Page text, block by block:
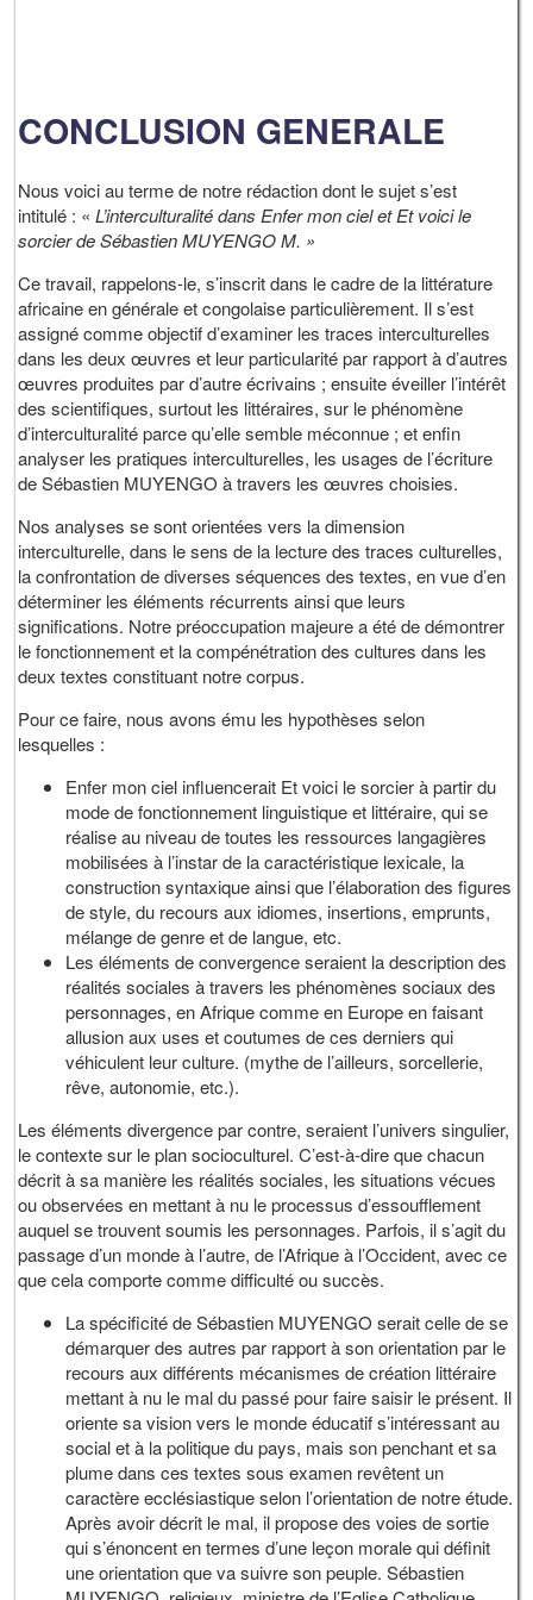
CONCLUSION GENERALE
Nous voici au terme de notre rédaction dont le sujet s’est
intitulé : «L’interculturalité dans Enfer mon ciel et Et voici le
sorcier de Sébastien MUYENGO M. »
Ce travail, rappelons-le, s’inscrit dans le cadre de la littérature
africaine en générale et congolaise particulièrement. Il s’est
assigné comme objectif d’examiner les traces interculturelles
dans les deux œuvres et leur particularité par rapport à d’autres
œuvres produites par d’autre écrivains ; ensuite éveiller l’intérêt
des scientifiques, surtout les littéraires, sur le phénomène
d’interculturalité parce qu’elle semble méconnue ; et enfin
analyser les pratiques interculturelles, les usages de l’écriture
de Sébastien MUYENGO à travers les œuvres choisies.
Nos analyses se sont orientées vers la dimension
interculturelle, dans le sens de la lecture des traces culturelles,
la confrontation de diverses séquences des textes, en vue d’en
déterminer les éléments récurrents ainsi que leurs
significations. Notre préoccupation majeure a été de démontrer
le fonctionnement et la compénétration des cultures dans les
deux textes constituant notre corpus.
Pour ce faire, nous avons ému les hypothèses selon
lesquelles :
Enfer mon ciel influencerait Et voici le sorcier à partir du
mode de fonctionnement linguistique et littéraire, qui se
réalise au niveau de toutes les ressources langagières
mobilisées à l’instar de la caractéristique lexicale, la
construction syntaxique ainsi que l’élaboration des figures
de style, du recours aux idiomes, insertions, emprunts,
mélange de genre et de langue, etc.
Les éléments de convergence seraient la description des
réalités sociales à travers les phénomènes sociaux des
personnages, en Afrique comme en Europe en faisant
allusion aux uses et coutumes de ces derniers qui
véhiculent leur culture. (mythe de l’ailleurs, sorcellerie,
rêve, autonomie, etc.).
Les éléments divergence par contre, seraient l’univers singulier,
le contexte sur le plan socioculturel. C’est-à-dire que chacun
décrit à sa manière les réalités sociales, les situations vécues
ou observées en mettant à nu le processus d’essoufflement
auquel se trouvent soumis les personnages. Parfois, il s’agit du
passage d’un monde à l’autre, de l’Afrique à l’Occident, avec ce
que cela comporte comme difficulté ou succès.
La spécificité de Sébastien MUYENGO serait celle de se
démarquer des autres par rapport à son orientation par le
recours aux différents mécanismes de création littéraire
mettant à nu le mal du passé pour faire saisir le présent. Il
oriente sa vision vers le monde éducatif s’intéressant au
social et à la politique du pays, mais son penchant et sa
plume dans ces textes sous examen revêtent un
caractère ecclésiastique selon l’orientation de notre étude.
Après avoir décrit le mal, il propose des voies de sortie
qui s’énoncent en termes d’une leçon morale qui définit
une orientation que va suivre son peuple. Sébastien